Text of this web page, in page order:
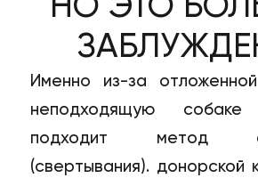
НО ЭТО
Именно из-за
неподходящую
подходит метод
(свертывания). донорской